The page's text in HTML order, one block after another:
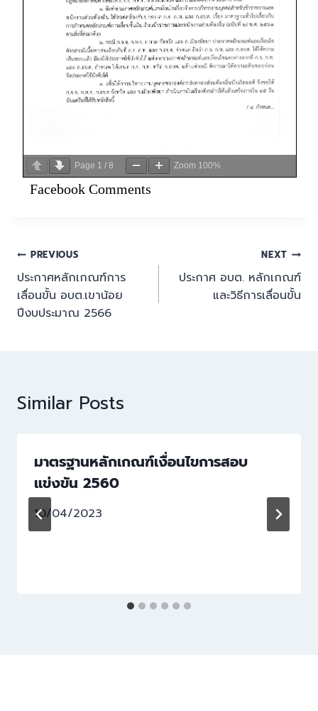
Page 1 / 8 Zoom 100%
Facebook Comments
PREVIOUS
ประกาศหลักเกณฑ์การ
เลื่อนขั้น อบต.เขาน้อย
ปีงบประมาณ 2566
NEXT
ประกาศ อบต. หลักเกณฑ์
และวิธีการเลื่อนขั้น
Similar Posts
มาตรฐานหลักเกณฑ์เงื่อนไขการสอบ
แข่งขัน 2560
10/04/2023